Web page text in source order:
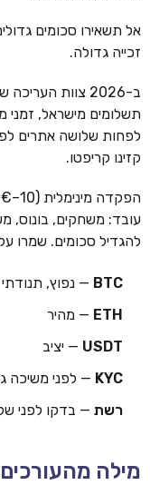
אל תשאירו סכומים
זכייה גדולה.
ב-2026 צוות
תשלומים מישראל, זמני
לפחות שלושה אתרים
קזינו קריפטו.
עובד: משחקים, בונוס,
להגדיל סכומים. שמרו
BTC — נפוץ, תנודתי
ETH — מהיר
USDT — יציב
KYC — לפני משיכה
רשת — בדקו לפני
מילה